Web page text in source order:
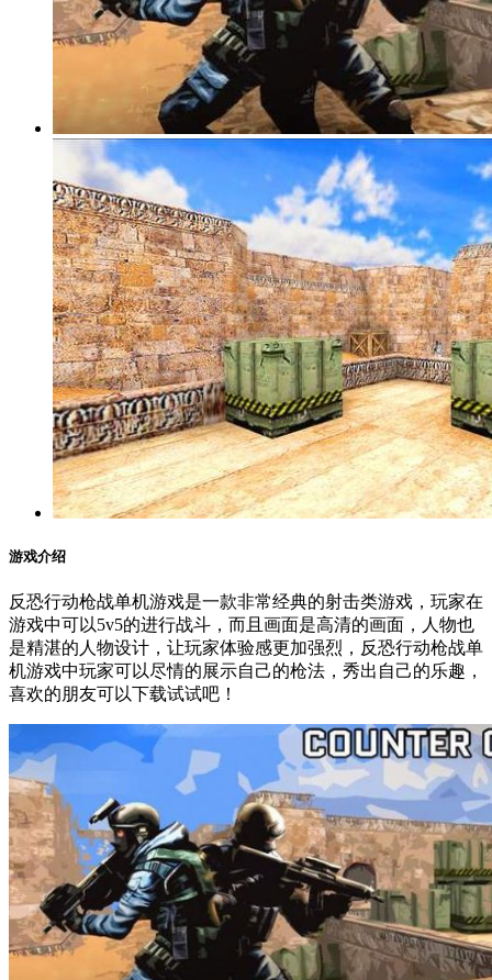
游戏介绍
反恐行动枪战单机游戏是一款非常经典的射击类游戏，玩家在
游戏中可以5v5的进行战斗，而且画面是高清的画面，人物也
是精湛的人物设计，让玩家体验感更加强烈，反恐行动枪战单
机游戏中玩家可以尽情的展示自己的枪法，秀出自己的乐趣，
喜欢的朋友可以下载试试吧！